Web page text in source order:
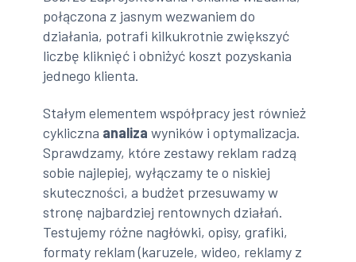
połączona z jasnym wezwaniem do
działania, potrafi kilkukrotnie zwiększyć
liczbę kliknięć i obniżyć koszt pozyskania
jednego klienta.
Stałym elementem współpracy jest również
cykliczna analiza wyników i optymalizacja.
Sprawdzamy, które zestawy reklam radzą
sobie najlepiej, wyłączamy te o niskiej
skuteczności, a budżet przesuwamy w
stronę najbardziej rentownych działań.
Testujemy różne nagłówki, opisy, grafiki,
formaty reklam (karuzele, wideo, reklamy z